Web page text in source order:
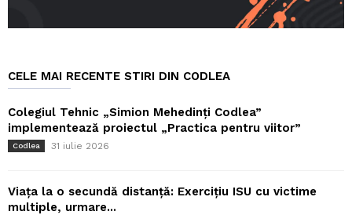
CELE MAI RECENTE STIRI DIN CODLEA
Colegiul Tehnic „Simion Mehedinți Codlea”
implementează proiectul „Practica pentru viitor”
Codlea 31 iulie 2026
Viața la o secundă distanță: Exercițiu ISU cu victime
multiple, urmare...